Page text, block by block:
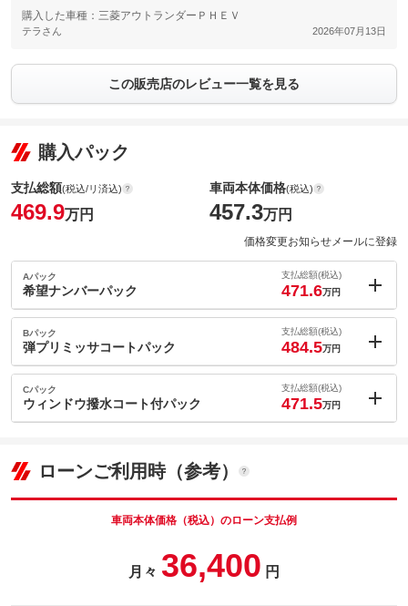
購入した車種：三菱アウトランダーＰＨＥＶ
テラさん 2026年07月13日
この販売店のレビュー一覧を見る
購入パック
支払総額(税込/リ済込)
469.9万円
車両本体価格(税込)
457.3万円
価格変更お知らせメールに登録
Aパック
希望ナンバーパック
支払総額(税込)
471.6万円
内：オプシ
ョン価格
(税込)
車両本体価
457.3万円
このパックの見積もり依頼（無料）
Bパック
弾プリミッサコートパック
支払総額(税込)
484.5万円
内：オプシ
ョン価格
(税込)
車両本体価
パック内容
Cパック
ウィンドウ撥水コート付パック
支払総額(税込)
471.5万円
車両本体価
457.3
ローンご利用時（参考）
車両本体価格（税込）のローン支払例
月々 36,400 円